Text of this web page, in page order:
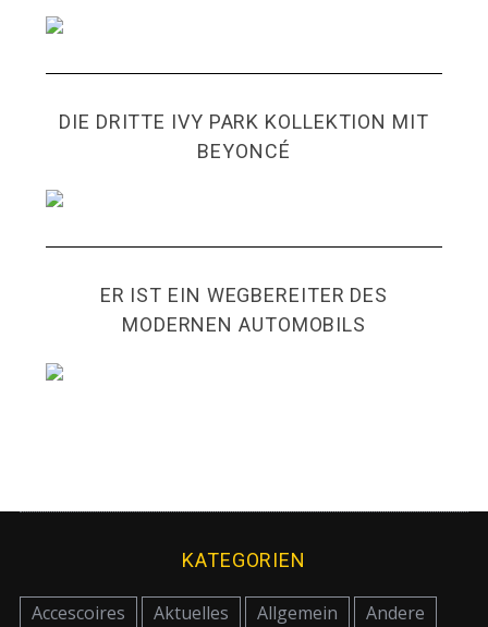
DIE DRITTE IVY PARK KOLLEKTION MIT
BEYONCÉ
ER IST EIN WEGBEREITER DES
MODERNEN AUTOMOBILS
KATEGORIEN
Accescoires Aktuelles Allgemein
Andere